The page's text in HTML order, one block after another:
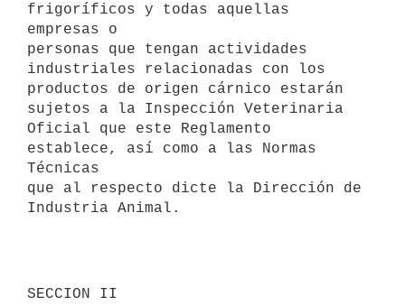
frigoríficos y todas aquellas
empresas o
personas que tengan actividades
industriales relacionadas con los
productos de origen cárnico estarán
sujetos a la Inspección Veterinaria
Oficial que este Reglamento
establece, así como a las Normas
Técnicas
que al respecto dicte la Dirección de
Industria Animal.
SECCION II